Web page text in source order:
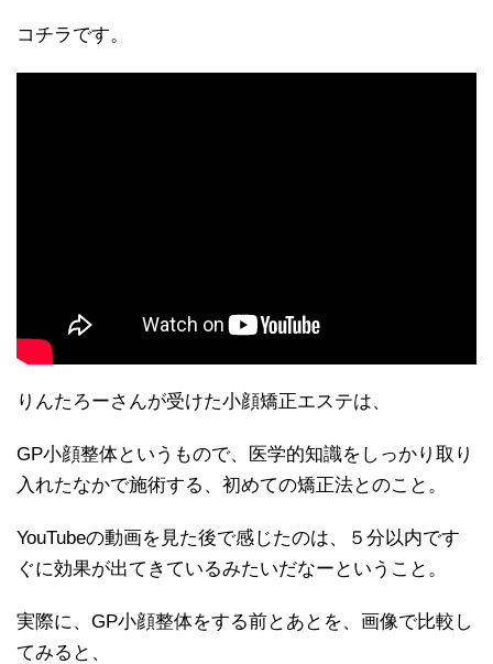
コチラです。
りんたろーさんが受けた小顔矯正エステは、
GP小顔整体というもので、医学的知識をしっかり取り
入れたなかで施術する、初めての矯正法とのこと。
YouTubeの動画を見た後で感じたのは、５分以内です
ぐに効果が出てきているみたいだなーということ。
実際に、GP小顔整体をする前とあとを、画像で比較し
てみると、